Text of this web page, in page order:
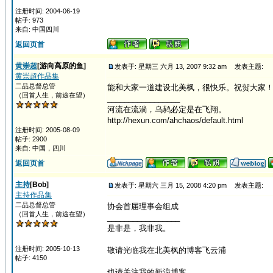
注册时间: 2004-06-19
帖子: 973
来自: 中国四川
返回页首
黄崇超 [游向高原的鱼]
黄崇超作品集
二品总督总管
（回首人生，前途在望）
注册时间: 2005-08-09
帖子: 2900
来自: 中国，四川
发表于: 星期三 六月 13, 2007 9:32 am 发表主题:
能和大家一道建设北美枫，很快乐。祝贺大家！
河流在流淌，乌鸫必定是在飞翔。
http://hexun.com/ahchaos/default.html
返回页首
主持[Bob]
主持作品集
二品总督总管
（回首人生，前途在望）
注册时间: 2005-10-13
帖子: 4150
发表于: 星期六 三月 15, 2008 4:20 pm 发表主题:
协会首届理事会组成
是非是，我非我。
敬请光临我在北美枫的博客飞云浦